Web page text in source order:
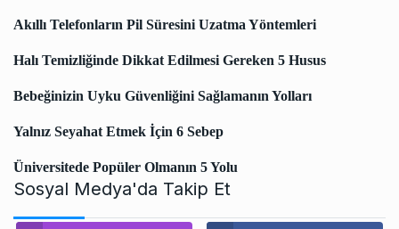
Akıllı Telefonların Pil Süresini Uzatma Yöntemleri
Halı Temizliğinde Dikkat Edilmesi Gereken 5 Husus
Bebeğinizin Uyku Güvenliğini Sağlamanın Yolları
Yalnız Seyahat Etmek İçin 6 Sebep
Üniversitede Popüler Olmanın 5 Yolu
Sosyal Medya'da Takip Et